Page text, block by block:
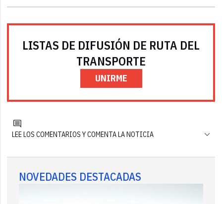
LISTAS DE DIFUSIÓN DE RUTA DEL
TRANSPORTE
UNIRME
LEE LOS COMENTARIOS Y COMENTA LA NOTICIA
NOVEDADES DESTACADAS